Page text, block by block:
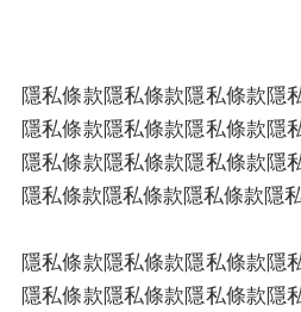
隱私條款隱私條款隱私條款隱
隱私條款隱私條款隱私條款隱
隱私條款隱私條款隱私條款隱
隱私條款隱私條款隱私條款隱
隱私條款隱私條款隱私條款隱
隱私條款隱私條款隱私條款隱